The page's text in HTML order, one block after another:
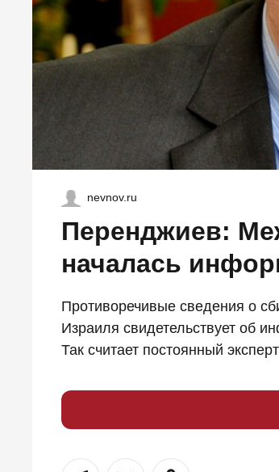
nevnov.ru
Перенджиев:
началась
Противоречивые сведения о
Израиля свидетельствует об
Так считает постоянный